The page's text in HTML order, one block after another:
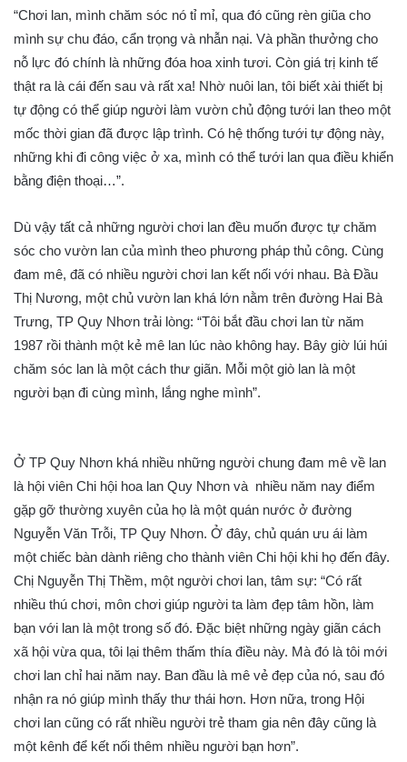
“Chơi lan, mình chăm sóc nó tỉ mỉ, qua đó cũng rèn giũa cho
mình sự chu đáo, cẩn trọng và nhẫn nại. Và phần thưởng cho
nỗ lực đó chính là những đóa hoa xinh tươi. Còn giá trị kinh tế
thật ra là cái đến sau và rất xa! Nhờ nuôi lan, tôi biết xài thiết bị
tự động có thể giúp người làm vườn chủ động tưới lan theo một
mốc thời gian đã được lập trình. Có hệ thống tưới tự động này,
những khi đi công việc ở xa, mình có thể tưới lan qua điều khiển
bằng điện thoại…”.
Dù vậy tất cả những người chơi lan đều muốn được tự chăm
sóc cho vườn lan của mình theo phương pháp thủ công. Cùng
đam mê, đã có nhiều người chơi lan kết nối với nhau. Bà Đầu
Thị Nương, một chủ vườn lan khá lớn nằm trên đường Hai Bà
Trưng, TP Quy Nhơn trải lòng: “Tôi bắt đầu chơi lan từ năm
1987 rồi thành một kẻ mê lan lúc nào không hay. Bây giờ lúi húi
chăm sóc lan là một cách thư giãn. Mỗi một giò lan là một
người bạn đi cùng mình, lắng nghe mình”.
Ở TP Quy Nhơn khá nhiều những người chung đam mê về lan
là hội viên Chi hội hoa lan Quy Nhơn và nhiều năm nay điểm
gặp gỡ thường xuyên của họ là một quán nước ở đường
Nguyễn Văn Trỗi, TP Quy Nhơn. Ở đây, chủ quán ưu ái làm
một chiếc bàn dành riêng cho thành viên Chi hội khi họ đến đây.
Chị Nguyễn Thị Thềm, một người chơi lan, tâm sự: “Có rất
nhiều thú chơi, môn chơi giúp người ta làm đẹp tâm hồn, làm
bạn với lan là một trong số đó. Đặc biệt những ngày giãn cách
xã hội vừa qua, tôi lại thêm thấm thía điều này. Mà đó là tôi mới
chơi lan chỉ hai năm nay. Ban đầu là mê vẻ đẹp của nó, sau đó
nhận ra nó giúp mình thấy thư thái hơn. Hơn nữa, trong Hội
chơi lan cũng có rất nhiều người trẻ tham gia nên đây cũng là
một kênh để kết nối thêm nhiều người bạn hơn”.